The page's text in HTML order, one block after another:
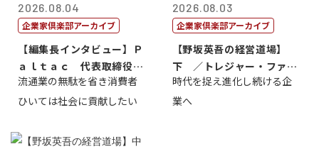
2026.08.04
企業家倶楽部アーカイブ
【編集長インタビュー】Ｐ
ａｌｔａｃ 代表取締役会
長三木田國夫
流通業の無駄を省き消費者
ひいては社会に貢献したい
2026.08.03
企業家倶楽部アーカイブ
【野坂英吾の経営道場】
下 ／トレジャー・ファク
トリー社長野坂...
時代を捉え進化し続ける企
業へ